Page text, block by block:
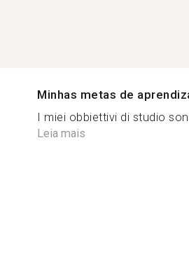
Minhas metas de
I miei obbiettivi di studio
Leia mais